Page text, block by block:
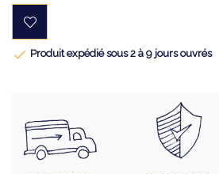
 Produit expédié sous 2 à 9 jours ouvrés